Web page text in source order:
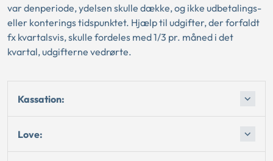
var denperiode, ydelsen skulle dække, og ikke udbetalings-
eller konterings tidspunktet. Hjælp til udgifter, der forfaldt
fx kvartalsvis, skulle fordeles med 1/3 pr. måned i det
kvartal, udgifterne vedrørte.
Kassation:
Love: